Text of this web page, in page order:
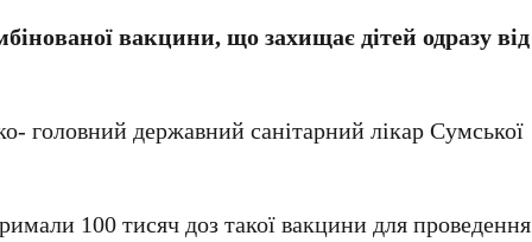
вакцини, що захищає дітей одразу від
головний державний санітарний лікар Сумської
100 тисяч доз такої вакцини для проведення